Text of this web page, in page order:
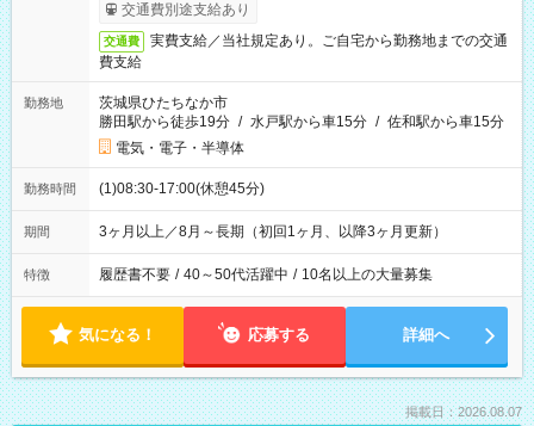
交通費別途支給あり
交通費
実費支給／当社規定あり。ご自宅から勤務地までの交通
費支給
勤務地
茨城県ひたちなか市
勝田駅から徒歩19分 / 水戸駅から車15分 / 佐和駅から車15分
電気・電子・半導体
勤務時間 (1)08:30-17:00(休憩45分)
期間 3ヶ月以上／8月～長期（初回1ヶ月、以降3ヶ月更新）
特徴 履歴書不要 / 40～50代活躍中 / 10名以上の大量募集
気になる！ 応募する 詳細へ
掲載日：2026.08.07